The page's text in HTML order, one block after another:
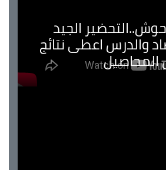
الجيد
والدرس اعطى نتائج